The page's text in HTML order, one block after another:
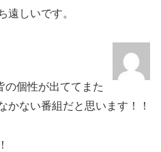
遠しいです。
の個性が出ててまた
かない番組だと思います！！